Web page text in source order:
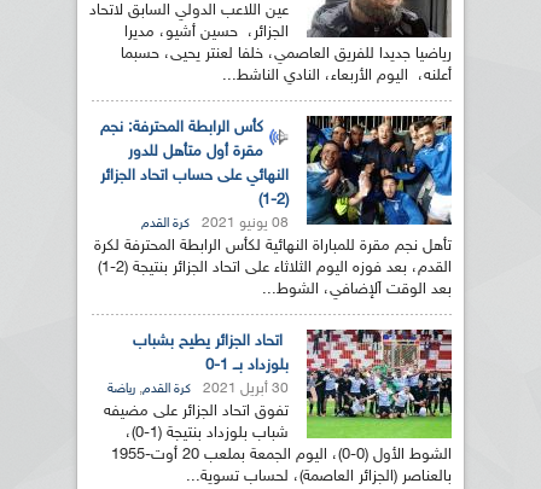
عين اللاعب الدولي السابق لاتحاد
الجزائر، حسين أشيو، مديرا
رياضيا جديدا للفريق العاصمي، خلفا لعنتر يحيى، حسبما
أعلنه، اليوم الأربعاء، النادي الناشط...
كأس الرابطة المحترفة: نجم
مقرة أول متأهل للدور
النهائي على حساب اتحاد الجزائر
(2-1)
08 يونيو 2021 كرة القدم
تأهل نجم مقرة للمباراة النهائية لكأس الرابطة المحترفة لكرة
القدم، بعد فوزه اليوم الثلاثاء على اتحاد الجزائر بنتيجة (2-1)
بعد الوقت اَلإضافي، الشوط...
اتحاد الجزائر يطيح بشباب
بلوزداد بــ 1-0
30 أبريل 2021 كرة القدم, رياضة
تفوق اتحاد الجزائر على مضيفه
شباب بلوزداد بنتيجة (1-0)،
الشوط الأول (0-0)، اليوم الجمعة بملعب 20 أوت-1955
بالعناصر (الجزائر العاصمة)، لحساب تسوية...